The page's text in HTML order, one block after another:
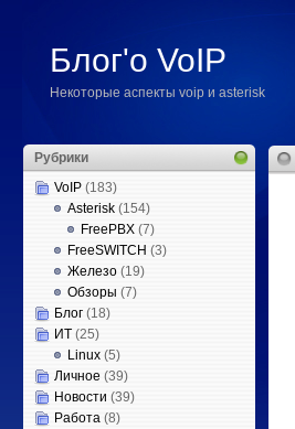
Блог'о VoIP
Некоторые аспекты voip и asterisk
Рубрики
VoIP (183)
Asterisk (154)
FreePBX (7)
FreeSWITCH (3)
Железо (19)
Обзоры (7)
Блог (18)
ИТ (25)
Linux (5)
Личное (39)
Новости (39)
Работа (8)